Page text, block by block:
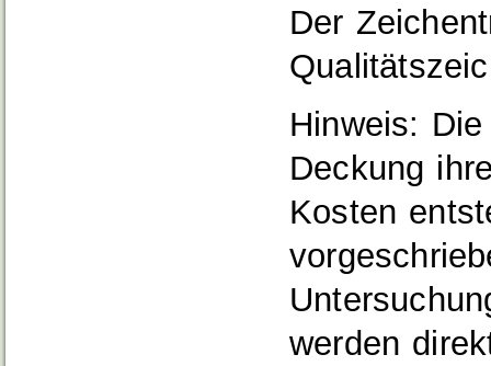
Der
Hinweis:
Deckung
Kosten
werden